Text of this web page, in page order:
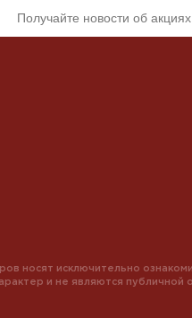
носят исключительно
и не являются публичной